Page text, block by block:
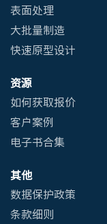
表面处理
大批量制造
快速原型设计
资源
如何获取报价
客户案例
电子书合集
其他
数据保护政策
条款细则